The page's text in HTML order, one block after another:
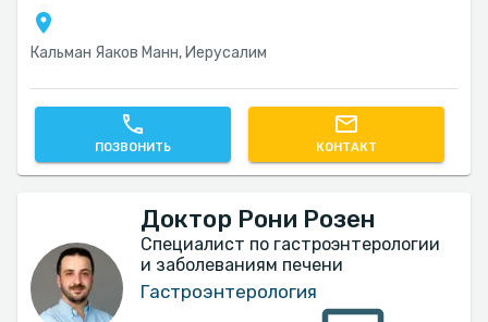
Кальман Яаков Манн, Иерусалим
ПОЗВОНИТЬ КОНТАКТ
Доктор Рони Розен
Специалист по гастроэнтерологии
и заболеваниям печени
Гастроэнтерология